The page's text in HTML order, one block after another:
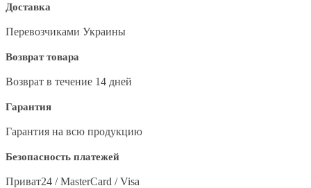
Доставка
Перевозчиками Украины
Возврат товара
Возврат в течение 14 дней
Гарантия
Гарантия на всю продукцию
Безопасность платежей
Приват24 / MasterCard / Visa